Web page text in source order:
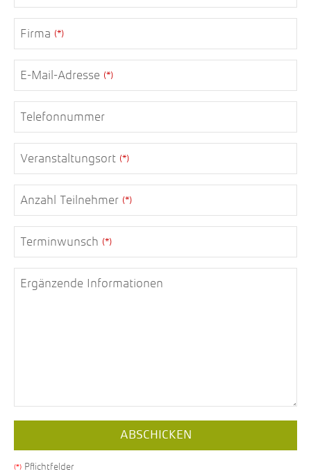
Firma (*)
Email (*)
E-Mail-Adresse (*)
Telefonnummer
Veranstaltungsort (*)
Anzahl Teilnehmer (*)
Terminwunsch (*)
Ergänzende Informationen
ABSCHICKEN
(*) Pflichtfelder